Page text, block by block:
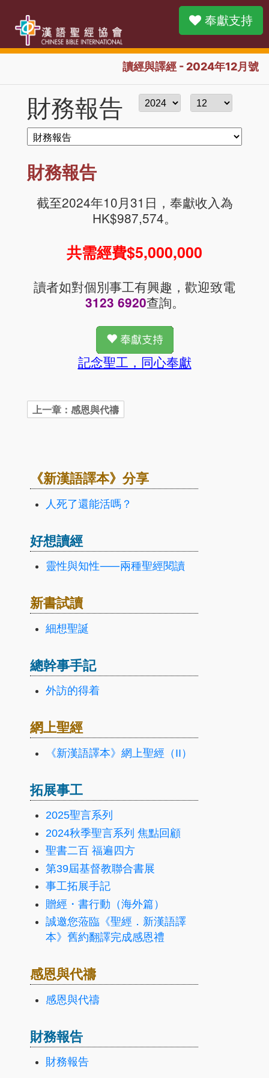
奉獻支持
讀經與譯經 - 2024年12月號
財務報告
財務報告
截至2024年10月31日，奉獻收入為
HK$987,574。
共需經費$5,000,000
讀者如對個別事工有興趣，歡迎致電
3123 6920查詢。
記念聖工，同心奉獻
《新漢語譯本》分享
人死了還能活嗎？
好想讀經
靈性與知性⸺兩種聖經閱讀
新書試讀
細想聖誕
總幹事手記
外訪的得着
網上聖經
《新漢語譯本》網上聖經（II）
拓展事工
2025聖言系列
2024秋季聖言系列 焦點回顧
聖書二百 福遍四方
第39屆基督教聯合書展
事工拓展手記
贈經・書行動（海外篇）
誠邀您蒞臨《聖經．新漢語譯
本》舊約翻譯完成感恩禮
感恩與代禱
感恩與代禱
財務報告
財務報告